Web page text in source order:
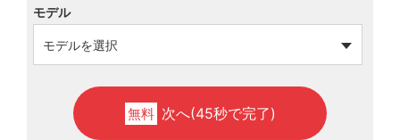
モデル
無料 次へ(45秒で完了)